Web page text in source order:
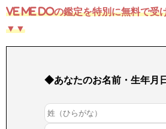
ve Me Doの鑑定を特別に無料で受
▼▼
◆あなたのお名前・生年月日